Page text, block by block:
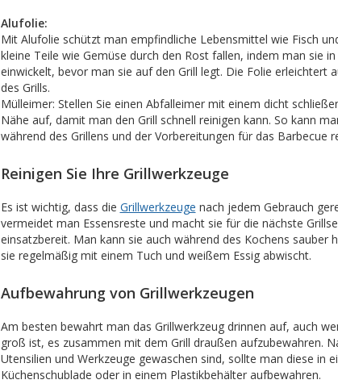
Alufolie:
Mit Alufolie schützt man empfindliche Lebensmittel wie Fisch
kleine Teile wie Gemüse durch den Rost fallen, indem man sie
einwickelt, bevor man sie auf den Grill legt. Die Folie erleichtert
des Grills.
Mülleimer: Stellen Sie einen Abfalleimer mit einem dicht
Nähe auf, damit man den Grill schnell reinigen kann. So kann
während des Grillens und der Vorbereitungen für das Barbecue
Reinigen Sie Ihre Grillwerkzeuge
Es ist wichtig, dass die Grillwerkzeuge nach jedem Gebrauch
vermeidet man Essensreste und macht sie für die nächste
einsatzbereit. Man kann sie auch während des Kochens sauber
sie regelmäßig mit einem Tuch und weißem Essig abwischt.
Aufbewahrung von Grillwerkzeugen
Am besten bewahrt man das Grillwerkzeug drinnen auf, auch
groß ist, es zusammen mit dem Grill draußen aufzubewahren.
Utensilien und Werkzeuge gewaschen sind, sollte man diese in
Küchenschublade oder in einem Plastikbehälter aufbewahren.